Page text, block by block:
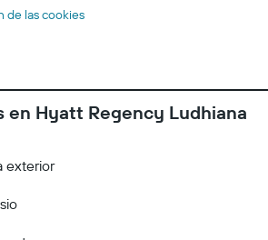
de las cookies
en Hyatt Regency Ludhiana
exterior